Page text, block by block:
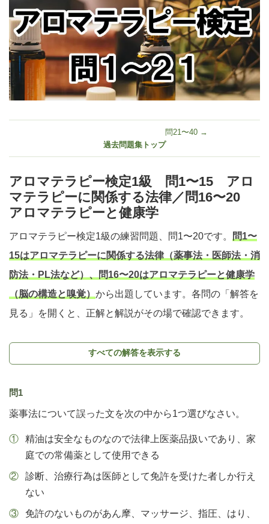
過去問題集トップ
問21〜40 →
アロマテラピー検定1級 問1〜15 アロ
マテラピーに関係する法律／問16〜20
アロマテラピーと健康学
アロマテラピー検定1級の練習問題、問1〜20です。
問1〜
15はアロマテラピーに関係する法律（薬事法・医師法・消
防法・PL法など）、問16〜20はアロマテラピーと健康学
（脳の構造と嗅覚） から出題しています。各問の「解答を
見る」を開くと、正解と解説がその場で確認できます。
すべての解答を表示する
問1
薬事法について誤った文を次の中から1つ選びなさい。
精油は安全なものなので法律上医薬品扱いであり、家
庭での常備薬として使用できる
診断、治療行為は医師として免許を受けた者しか行え
ない
免許のないものがあん摩、マッサージ、指圧、はり、